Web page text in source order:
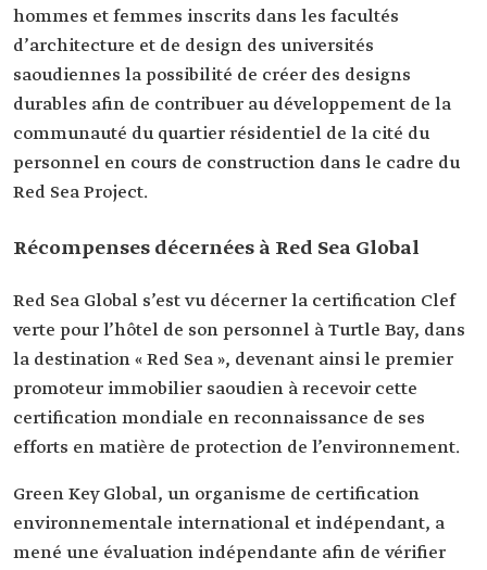
hommes et femmes inscrits dans les facultés
d’architecture et de design des universités
saoudiennes la possibilité de créer des designs
durables afin de contribuer au développement de la
communauté du quartier résidentiel de la cité du
personnel en cours de construction dans le cadre du
Red Sea Project.
Récompenses décernées à Red Sea Global
Red Sea Global s’est vu décerner la certification Clef
verte pour l’hôtel de son personnel à Turtle Bay, dans
la destination « Red Sea », devenant ainsi le premier
promoteur immobilier saoudien à recevoir cette
certification mondiale en reconnaissance de ses
efforts en matière de protection de l’environnement.
Green Key Global, un organisme de certification
environnementale international et indépendant, a
mené une évaluation indépendante afin de vérifier